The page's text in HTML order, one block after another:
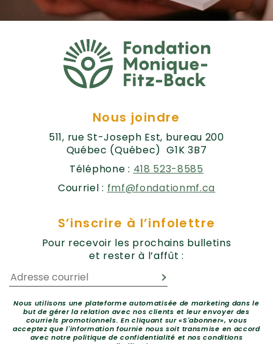
Nous joindre
511, rue St-Joseph Est, bureau 200
Québec (Québec) G1K 3B7
Téléphone : 418 523-8585
Courriel : fmf@fondationmf.ca
S’inscrire à l’infolettre
Pour recevoir les prochains bulletins
et rester à l’affût :
Nous utilisons une plateforme automatisée de marketing dans le
but de gérer la relation avec nos clients et leur envoyer des
courriels promotionnels. En cliquant sur «S'abonner», vous
acceptez que l'information fournie nous soit transmise en accord
avec notre politique de confidentialité et nos conditions